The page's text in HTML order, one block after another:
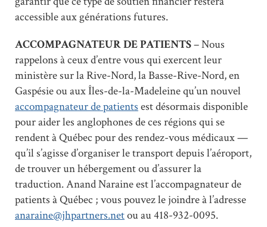
accessible aux générations futures.
ACCOMPAGNATEUR DE PATIENTS– Nous
rappelons à ceux d’entre vous qui exercent leur
ministère sur la Rive-Nord, la Basse-Rive-Nord, en
Gaspésie ou aux Îles-de-la-Madeleine qu’un nouvel
accompagnateur de patientsest désormais disponible
pour aider les anglophones de ces régions qui se
rendent à Québec pour des rendez-vous médicaux —
qu’il s’agisse d’organiser le transport depuis l’aéroport,
de trouver un hébergement ou d’assurer la
traduction. Anand Naraine est l’accompagnateur de
patients à Québec ; vous pouvez le joindre à l’adresse
anaraine@jhpartners.netou au 418-932-0095.